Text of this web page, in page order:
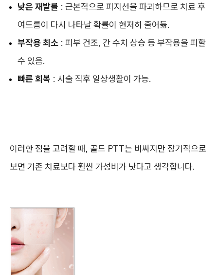
낮은 재발률 : 근본적으로 피지선을 파괴하므로 치료 후
여드름이 다시 나타날 확률이 현저히 줄어듦.
부작용 최소 : 피부 건조, 간 수치 상승 등 부작용을 피할
수 있음.
빠른 회복 : 시술 직후 일상생활이 가능.
이러한 점을 고려할 때, 골드 PTT는 비싸지만 장기적으로
보면 기존 치료보다 훨씬 가성비가 낫다고 생각합니다.